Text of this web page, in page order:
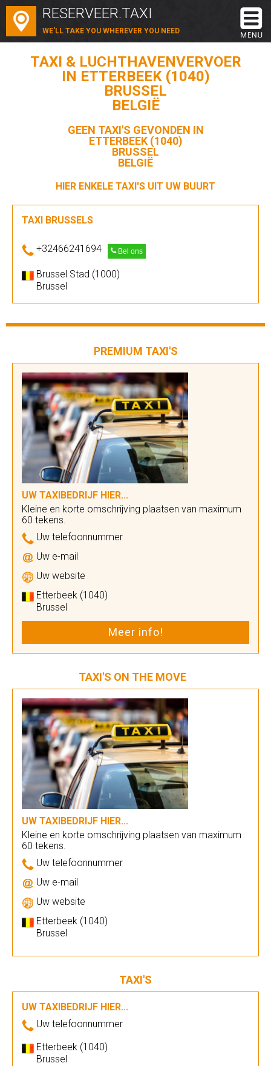
RESERVEER.TAXI
WE'LL TAKE YOU WHEREVER YOU NEED
TAXI & LUCHTHAVENVERVOER
IN ETTERBEEK (1040)
BRUSSEL
BELGIË
GEEN TAXI'S GEVONDEN IN
ETTERBEEK (1040)
BRUSSEL
BELGIË
HIER ENKELE TAXI'S UIT UW BUURT
TAXI BRUSSELS
+32466241694 Bel ons
Brussel Stad (1000)
Brussel
PREMIUM TAXI'S
UW TAXIBEDRIJF HIER...
Kleine en korte omschrijving plaatsen van maximum
60 tekens.
Uw telefoonnummer
Uw e-mail
Uw website
Etterbeek (1040)
Brussel
Meer info!
TAXI'S ON THE MOVE
UW TAXIBEDRIJF HIER...
Kleine en korte omschrijving plaatsen van maximum
60 tekens.
Uw telefoonnummer
Uw e-mail
Uw website
Etterbeek (1040)
Brussel
TAXI'S
UW TAXIBEDRIJF HIER...
Uw telefoonnummer
Etterbeek (1040)
Brussel